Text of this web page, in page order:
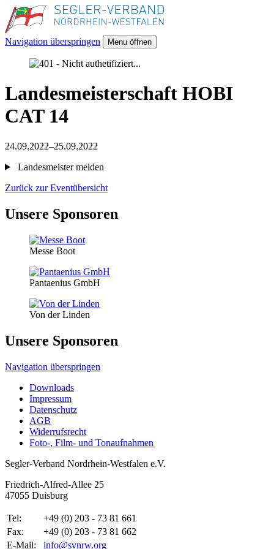
Navigation überspringen Menu öffnen
Landesmeisterschaft HOBI
CAT 14
24.09.2022–25.09.2022
Landesmeister melden
Zurück zur Eventübersicht
Unsere Sponsoren
Messe Boot
Pantaenius GmbH
Von der Linden
Unsere Sponsoren
Navigation überspringen
Downloads
Impressum
Datenschutz
AGB
Widerrufsrecht
Foto-, Film- und Tonaufnahmen
Segler-Verband Nordrhein-Westfalen e.V.
Friedrich-Alfred-Allee 25
47055 Duisburg
Tel:
+49 (0) 203 - 73 81 661
Fax:
+49 (0) 203 - 73 81 662
E-Mail:
info@svnrw.org